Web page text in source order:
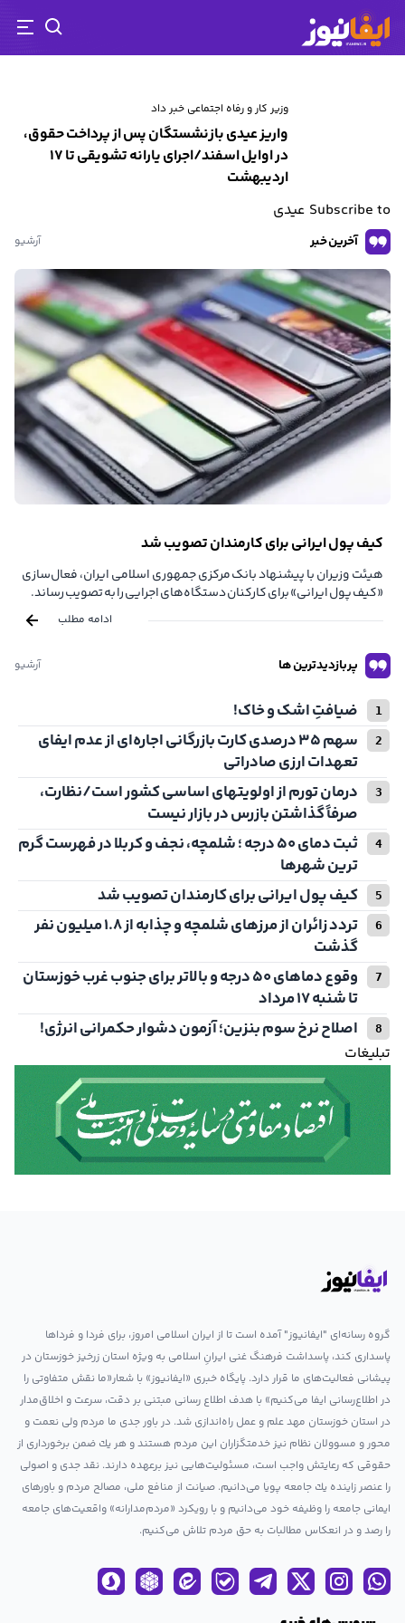
رفتن
محتوای
وزیر کار و رفاه اجتماعی خبر داد
واریز عیدی بازنشستگان پس از پرداخت حقوق،
در اوایل اسفند/اجرای یارانه تشویقی تا ۱۷
اردیبهشت
Subscribe to عیدی
آخرین خبر آرشیو
کیف پول ایرانی برای کارمندان تصویب شد
هیئت وزیران با پیشنهاد بانک مرکزی جمهوری اسلامی ایران، فعال‌سازی
«کیف پول ایرانی» برای کارکنان دستگاه‌های اجرایی را به تصویب رساند.
ادامه مطلب
پربازدیدترین ها آرشیو
ضیافتِ اشک و خاک!
سهم ۳۵ درصدی کارت بازرگانی اجاره‌ای از عدم ایفای
تعهدات ارزی صادراتی
درمان تورم از اولویتهای اساسی کشور است/نظارت،
صرفاً گذاشتن بازرس در بازار نیست
ثبت دمای ۵۰ درجه ؛ شلمچه، نجف و کربلا در فهرست گرم
ترین شهرها
کیف پول ایرانی برای کارمندان تصویب شد
تردد زائران از مرزهای شلمچه و چذابه از ۱.۸ میلیون نفر
گذشت
وقوع دما‌های ۵۰ درجه و بالاتر برای جنوب غرب خوزستان
تا شنبه ۱۷ مرداد
اصلاح نرخ سوم بنزین؛ آزمون دشوار حکمرانی انرژی!
تبلیغات
گروه رسانه‌ای "ایفانیوز" آمده است تا از ایران اسلامی امروز، برای فردا و فرداها
پاسداری کند، پاسداشت فرهنگ غنی ایرانِ اسلامی به ویژه استان زرخیز خوزستان در
پیشانی فعالیت‌های ما قرار دارد. پایگاه خبری «ایفانیوز» با شعار«ما نقش متفاوتی را
در اطلاع‌رسانی ایفا می‌کنیم» با هدف اطلاع رسانی مبتنی بر دقت، سرعت و اخلاق‌مدار
در استان خوزستان مهد علم و عمل راه‌اندازی شد. در باور جدی ما مردم ولی نعمت و
محور و مسوولان نظام نیز خدمتگزاران این مردم هستند و هر یك ضمن برخورداری از
حقوقی كه رعایتش واجب است، مسئولیت‌هایی نیز برعهده دارند. نقد جدی و اصولی
را عنصر زاینده یك جامعه پویا می‌دانیم. صیانت از منافع ملی، مصالح مردم و باورهای
ایمانی جامعه را وظیفه خود می‌دانیم و با رویكرد «مردم‌مدارانه‌» واقعیت‌های جامعه
را رصد و در انعکاس مطالبات به حق مردم تلاش می‌كنیم.